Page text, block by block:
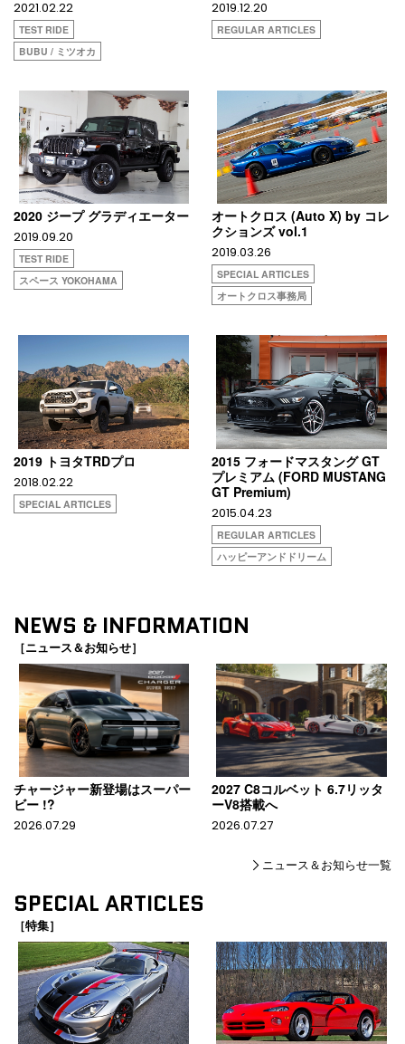
2021.02.22
TEST RIDE
BUBU / ミツオカ
2019.12.20
REGULAR ARTICLES
2020 ジープ グラディエーター
2019.09.20
TEST RIDE
スペース YOKOHAMA
オートクロス (Auto X) by コレ
クションズ vol.1
2019.03.26
SPECIAL ARTICLES
オートクロス事務局
2019 トヨタTRDプロ
2018.02.22
SPECIAL ARTICLES
2015 フォードマスタング GT
プレミアム (FORD MUSTANG
GT Premium)
2015.04.23
REGULAR ARTICLES
ハッピーアンドドリーム
NEWS & INFORMATION
［ニュース＆お知らせ］
チャージャー新登場はスーパー
ビー !?
2026.07.29
2027 C8コルベット 6.7リッタ
ーV8搭載へ
2026.07.27
ニュース＆お知らせ一覧
SPECIAL ARTICLES
［特集］